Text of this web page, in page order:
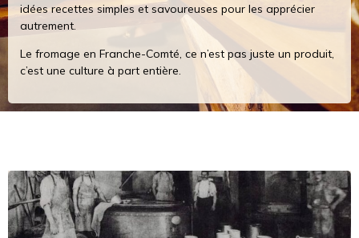
idées recettes simples et savoureuses pour les apprécier
autrement.
Le fromage en Franche-Comté, ce n’est pas juste un produit,
c’est une culture à part entière.